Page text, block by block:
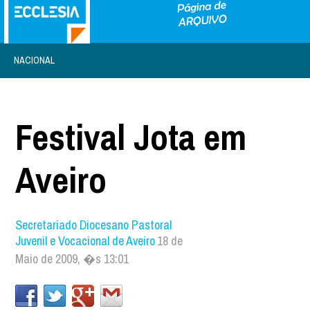
NACIONAL
Festival Jota em
Aveiro
Secretariado Diocesano Pastoral
Juvenil e Vocacional de Aveiro18 de
Maio de 2009, �s 13:01